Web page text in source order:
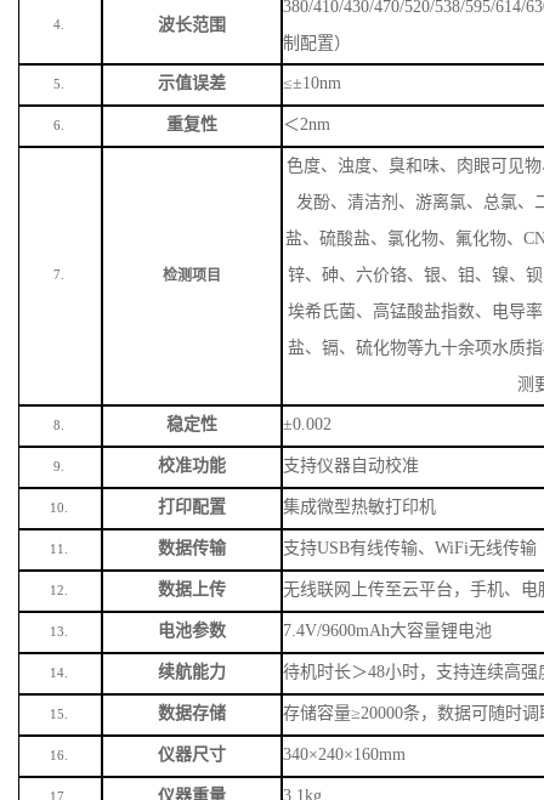
4. 波长范围
380/410/430/470/520/538/595/614/
制配置）
5. 示值误差 ≤±10nm
6. 重复性 ＜2nm
7. 检测项目
色度、浊度、臭和味、肉眼可见物
发酚、清洁剂、游离氯、总氯、
盐、硫酸盐、氯化物、氟化物、
锌、砷、六价铬、银、钼、镍、
埃希氏菌、高锰酸盐指数、电导
盐、镉、硫化物等九十余项水质
测
8. 稳定性 ±0.002
9. 校准功能 支持仪器自动校准
10. 打印配置 集成微型热敏打印机
11. 数据传输 支持USB有线传输、WiFi无线传输
12. 数据上传 无线联网上传至云平台，手机、
13. 电池参数 7.4V/9600mAh大容量锂电池
14. 续航能力 待机时长＞48小时，支持连续高
15. 数据存储 存储容量≥20000条，数据可随时
16. 仪器尺寸 340×240×160mm
仪器重量 3.1kg